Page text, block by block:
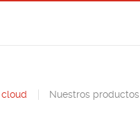
Nuestros productos